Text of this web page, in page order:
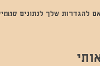
להגדרות שלך לנתונים